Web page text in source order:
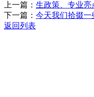
上一篇： 生政策、专业亮
下一篇： 今天我们拾掇一
返回列表